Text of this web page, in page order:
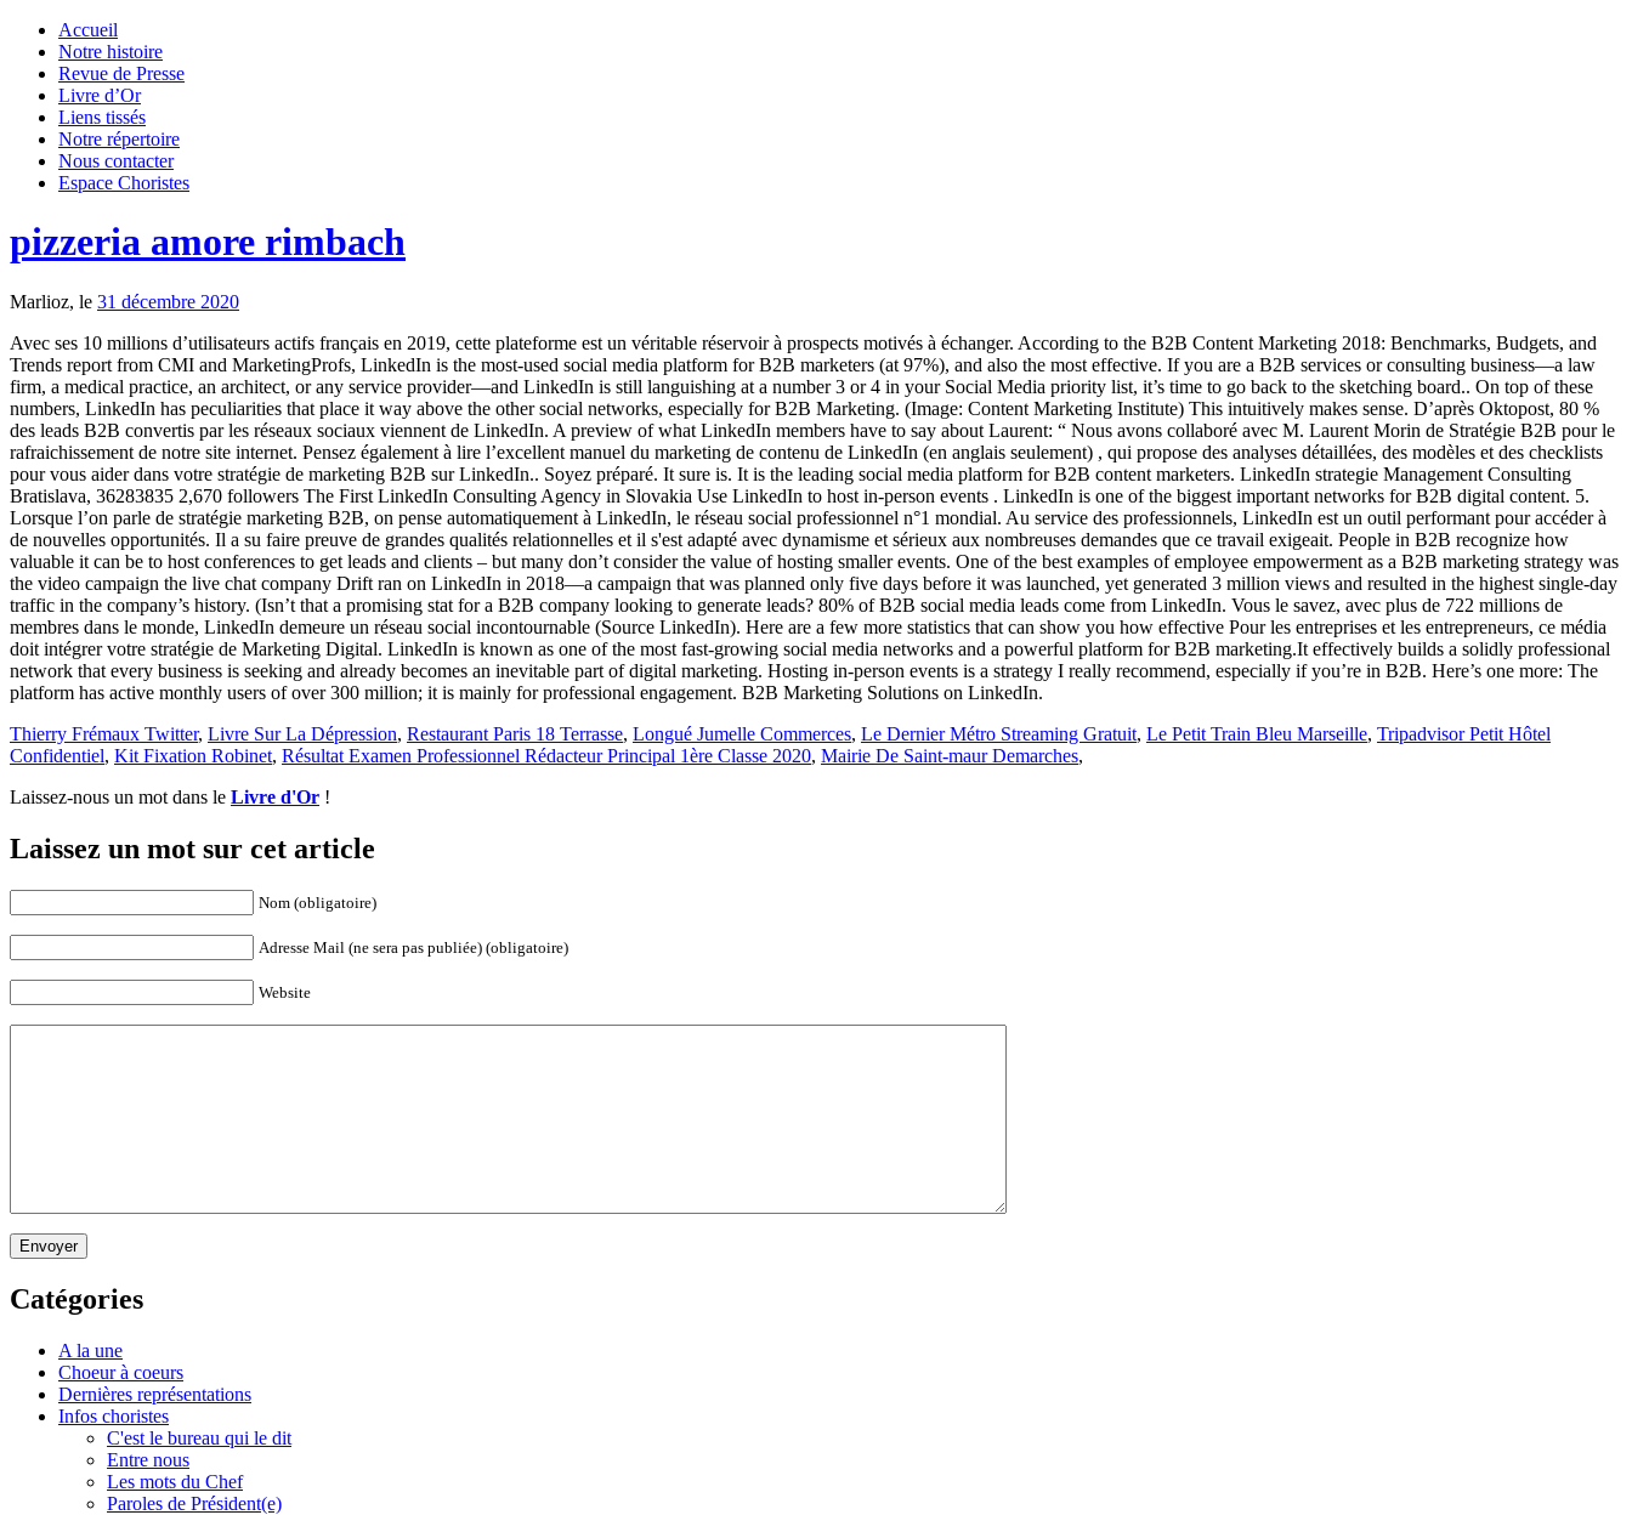
Accueil
Notre histoire
Revue de Presse
Livre d’Or
Liens tissés
Notre répertoire
Nous contacter
Espace Choristes
pizzeria amore rimbach
Marlioz, le 31 décembre 2020
Avec ses 10 millions d’utilisateurs actifs français en 2019, cette plateforme est un véritable réservoir à prospects motivés à échanger. According to the B2B Content Marketing 2018: Benchmarks, Budgets, and
Trends report from CMI and MarketingProfs, LinkedIn is the most-used social media platform for B2B marketers (at 97%), and also the most effective. If you are a B2B services or consulting business—a law
firm, a medical practice, an architect, or any service provider—and LinkedIn is still languishing at a number 3 or 4 in your Social Media priority list, it’s time to go back to the sketching board.. On top of these
numbers, LinkedIn has peculiarities that place it way above the other social networks, especially for B2B Marketing. (Image: Content Marketing Institute) This intuitively makes sense. D’après Oktopost, 80 %
des leads B2B convertis par les réseaux sociaux viennent de LinkedIn. A preview of what LinkedIn members have to say about Laurent: “ Nous avons collaboré avec M. Laurent Morin de Stratégie B2B pour le
rafraichissement de notre site internet. Pensez également à lire l’excellent manuel du marketing de contenu de LinkedIn (en anglais seulement) , qui propose des analyses détaillées, des modèles et des checklists
pour vous aider dans votre stratégie de marketing B2B sur LinkedIn.. Soyez préparé. It sure is. It is the leading social media platform for B2B content marketers. LinkedIn strategie Management Consulting
Bratislava, 36283835 2,670 followers The First LinkedIn Consulting Agency in Slovakia Use LinkedIn to host in-person events . LinkedIn is one of the biggest important networks for B2B digital content. 5.
Lorsque l’on parle de stratégie marketing B2B, on pense automatiquement à LinkedIn, le réseau social professionnel n°1 mondial. Au service des professionnels, LinkedIn est un outil performant pour accéder à
de nouvelles opportunités. Il a su faire preuve de grandes qualités relationnelles et il s'est adapté avec dynamisme et sérieux aux nombreuses demandes que ce travail exigeait. People in B2B recognize how
valuable it can be to host conferences to get leads and clients – but many don’t consider the value of hosting smaller events. One of the best examples of employee empowerment as a B2B marketing strategy was
the video campaign the live chat company Drift ran on LinkedIn in 2018—a campaign that was planned only five days before it was launched, yet generated 3 million views and resulted in the highest single-day
traffic in the company’s history. (Isn’t that a promising stat for a B2B company looking to generate leads? 80% of B2B social media leads come from LinkedIn. Vous le savez, avec plus de 722 millions de
membres dans le monde, LinkedIn demeure un réseau social incontournable (Source LinkedIn). Here are a few more statistics that can show you how effective Pour les entreprises et les entrepreneurs, ce média
doit intégrer votre stratégie de Marketing Digital. LinkedIn is known as one of the most fast-growing social media networks and a powerful platform for B2B marketing.It effectively builds a solidly professional
network that every business is seeking and already becomes an inevitable part of digital marketing. Hosting in-person events is a strategy I really recommend, especially if you’re in B2B. Here’s one more: The
platform has active monthly users of over 300 million; it is mainly for professional engagement. B2B Marketing Solutions on LinkedIn.
Thierry Frémaux Twitter, Livre Sur La Dépression, Restaurant Paris 18 Terrasse, Longué Jumelle Commerces, Le Dernier Métro Streaming Gratuit, Le Petit Train Bleu Marseille, Tripadvisor Petit Hôtel
Confidentiel, Kit Fixation Robinet, Résultat Examen Professionnel Rédacteur Principal 1ère Classe 2020, Mairie De Saint-maur Demarches,
Laissez-nous un mot dans le Livre d'Or !
Laissez un mot sur cet article
Nom (obligatoire)
Adresse Mail (ne sera pas publiée) (obligatoire)
Website
Envoyer
Catégories
A la une
Choeur à coeurs
Dernières représentations
Infos choristes
C'est le bureau qui le dit
Entre nous
Les mots du Chef
Paroles de Président(e)